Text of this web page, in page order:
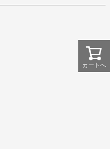
カートへ